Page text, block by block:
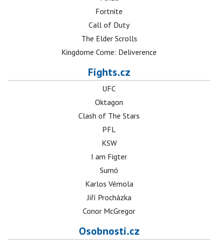
Fortnite
Call of Duty
The Elder Scrolls
Kingdome Come: Deliverence
Fights.cz
UFC
Oktagon
Clash of The Stars
PFL
KSW
I am Figter
Sumó
Karlos Vémola
Jiří Procházka
Conor McGregor
Osobnosti.cz